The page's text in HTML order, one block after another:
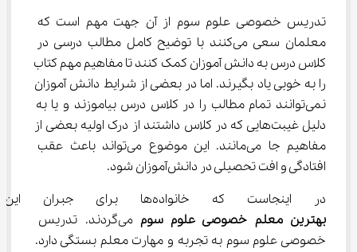
تدریس خصوصی علوم سوم از آن جهت مهم است که
معلمان سعی می‌کنند با توضیح کامل مطالب درسی در
کلاس درس به دانش آموزان کمک کنند تا مفاهیم مهم کتاب
را به خوبی یاد بگیرند. اما در بعضی از شرایط دانش آموزان
نمی‌توانند تمام مطالب را در کلاس درس بیاموزند و یا به
دلیل غیبت‌هایی که در کلاس داشتند از درک اولیه بعضی از
مفاهیم جا می‌مانند. این موضوع می‌تواند باعث عقب
افتادگی و افت تحصیلی در دانش‌آموزان شود.
در اینجاست که خانواده‌ها برای جبران این موضوع به دنبال
بهترین معلم خصوصی علوم سوم
می‌گردند. تدریس
خصوصی علوم سوم به تجربه و مهارت معلم بستگی دارد.